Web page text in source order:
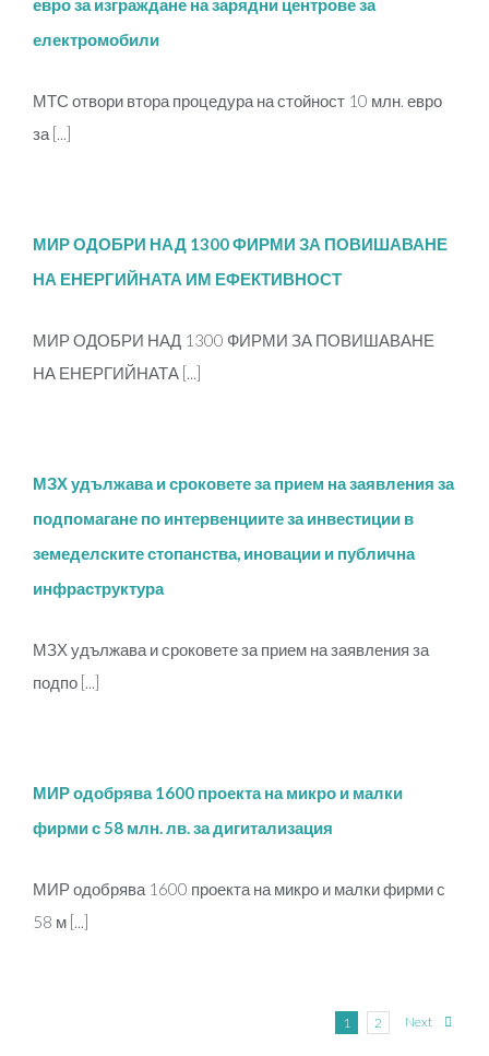
евро за изграждане на зарядни центрове за
електромобили
МТС отвори втора процедура на стойност 10 млн. евро
за [...]
МИР ОДОБРИ НАД 1300 ФИРМИ ЗА ПОВИШАВАНЕ
НА ЕНЕРГИЙНАТА ИМ ЕФЕКТИВНОСТ
МИР ОДОБРИ НАД 1300 ФИРМИ ЗА ПОВИШАВАНЕ
НА ЕНЕРГИЙНАТА [...]
МЗХ удължава и сроковете за прием на заявления за
подпомагане по интервенциите за инвестиции в
земеделските стопанства, иновации и публична
инфраструктура
МЗХ удължава и сроковете за прием на заявления за
подпо [...]
МИР одобрява 1600 проекта на микро и малки
фирми с 58 млн. лв. за дигитализация
МИР одобрява 1600 проекта на микро и малки фирми с
58 м [...]
1 2 Next